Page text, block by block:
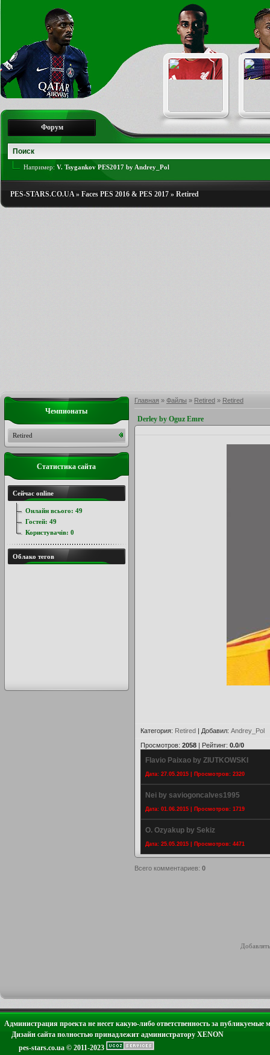
Форум
Например: V. Tsygankov PES2017 by Andrey_Pol
PES-STARS.CO.UA» Faces PES 2016 & PES 2017 » Retired
Главная » Файлы » Retired » Retired
Derley by Oguz Emre
Категория: Retired | Добавил: Andrey_Pol
Просмотров: 2058 | Рейтинг: 0.0/0
Flavio Paixao by ZIUTKOWSKI
Дата: 27.05.2015 | Просмотров: 2320
Nei by saviogoncalves1995
Дата: 01.06.2015 | Просмотров: 1719
O. Ozyakup by Sekiz
Дата: 25.05.2015 | Просмотров: 4471
Всего комментариев: 0
Чемпионаты
Retired
Статистика сайта
Сейчас online
Онлайн всього: 49
Гостей: 49
Користувачів: 0
Облако тегов
Администрация проекта не несет какую-либо ответственность за публикуемые
Дизайн сайта полностью принадлежит администратору XENON
pes-stars.co.ua © 2011-2023